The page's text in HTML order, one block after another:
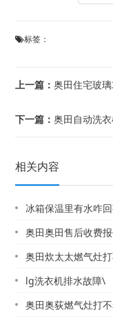
标签：
上一篇：奥田住宅玻璃3c
下一篇：奥田自动洗衣机
相关内容
冰箱保温里有水咋回事
奥田奥田售后收费报价
奥田炊太太燃气灶打不着火`
lg洗衣机排水故障\
奥田奥荻燃气灶打不着火\奥田奥荻莎